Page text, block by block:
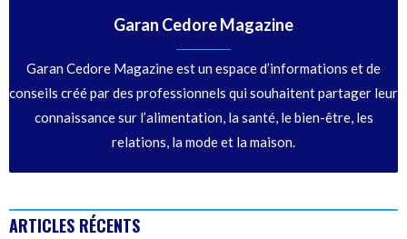
Garan Cedore Magazine
Garan Cedore Magazine est un espace d’informations et de
conseils créé par des professionnels qui souhaitent partager leur
connaissance sur l’alimentation, la santé, le bien-être, les
relations, la mode et la maison.
ARTICLES RÉCENTS